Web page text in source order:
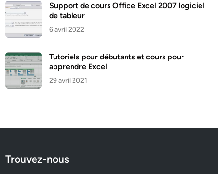
Support de cours Office Excel 2007 logiciel
de tableur
6 avril 2022
Tutoriels pour débutants et cours pour
apprendre Excel
29 avril 2021
Trouvez-nous